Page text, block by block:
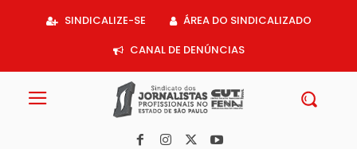
SINDICALIZE-SE
ÁREA DO SINDICALIZADO
CANAL DE DENÚNCIAS